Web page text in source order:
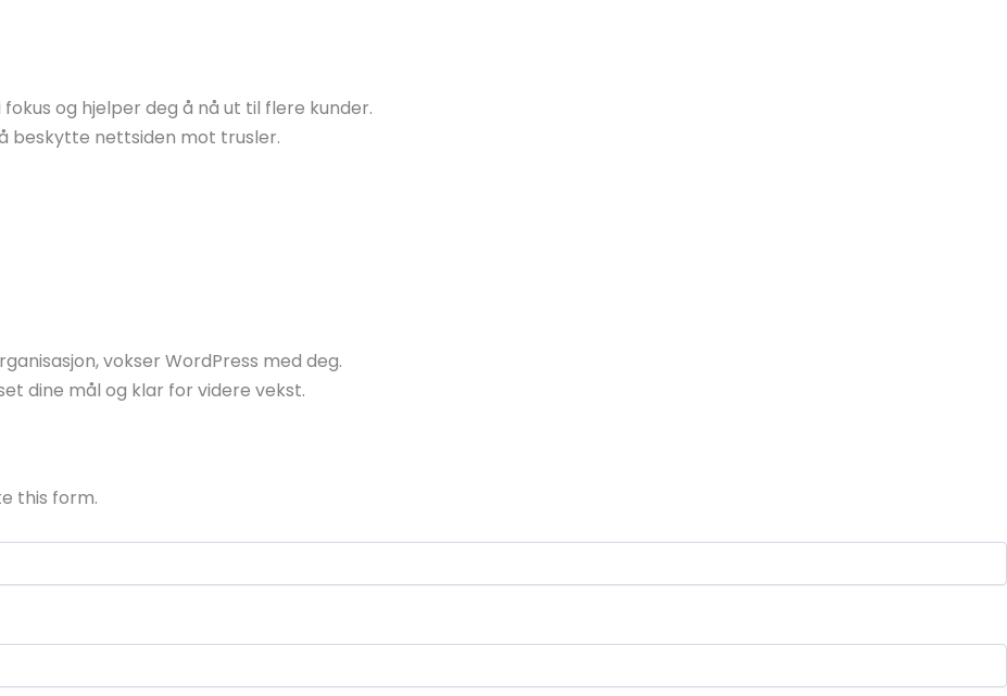
og hjelper deg å nå ut til flere kunder.
beskytte nettsiden mot trusler.
vokser WordPress med deg.
dine mål og klar for videre vekst.
this form.